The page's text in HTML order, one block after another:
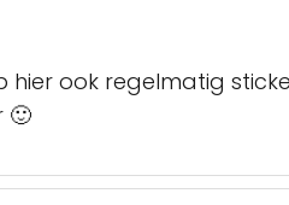
hier ook regelmatig
🙂